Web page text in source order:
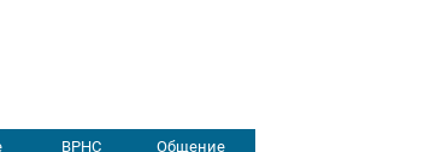
ВРНС Общение